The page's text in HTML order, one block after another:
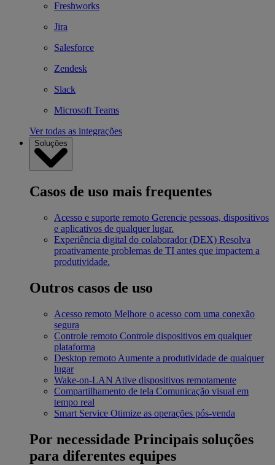
Freshworks
Jira
Salesforce
Zendesk
Slack
Microsoft Teams
Ver todas as integrações
Soluções
Casos de uso mais frequentes
Acesso e suporte remoto Gerencie pessoas, dispositivos
e aplicativos de qualquer lugar.
Experiência digital do colaborador (DEX) Resolva
proativamente problemas de TI antes que impactem a
produtividade.
Outros casos de uso
Acesso remoto Melhore o acesso com uma conexão
segura
Controle remoto Controle dispositivos em qualquer
plataforma
Desktop remoto Aumente a produtividade de qualquer
lugar
Wake-on-LAN Ative dispositivos remotamente
Compartilhamento de tela Comunicação visual em
tempo real
Smart Service Otimize as operações pós-venda
Por necessidade Principais soluções
para diferentes equipes